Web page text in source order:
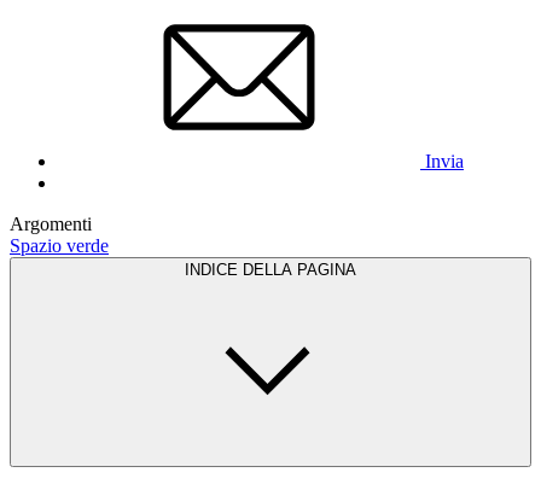
Invia
Argomenti
Spazio verde
INDICE DELLA PAGINA